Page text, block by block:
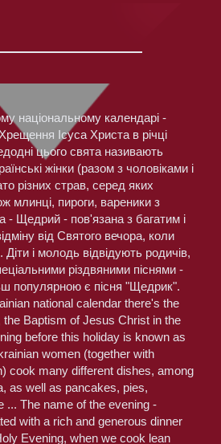
національному календарі -
Ісуса Христа в річці
цього свята називають
жінки (разом з чоловіками і
різних страв, серед яких
млинці, пироги, вареники з
- Щедрий - пов'язана з багатим і
від Святого вечора, коли
Діти і молодь відвідують родичів,
різдвяними піснями -
популярною є пісня "Щедрик".
national calendar there's the
the Baptism of Jesus Christ in the
before this holiday is known as
women (together with
cook many different dishes, among
as well as pancakes, pies,
... The name of the evening -
with a rich and generous dinner
Evening, when we cook lean